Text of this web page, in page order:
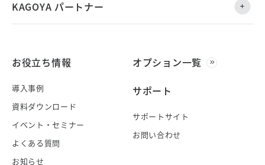
KAGOYA パートナー
お役立ち情報
導入事例
資料ダウンロード
イベント・セミナー
よくある質問
お知らせ
オプション一覧
サポート
サポートサイト
お問い合わせ